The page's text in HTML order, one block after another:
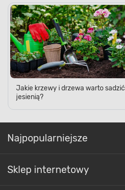
Jakie krzewy i drzewa warto sadzić
jesienią?
Najpopularniejsze
Sklep internetowy